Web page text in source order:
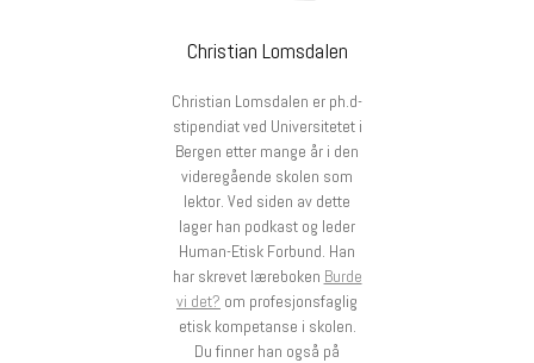
Christian Lomsdalen
Christian Lomsdalen er ph.d-
stipendiat ved Universitetet i
Bergen etter mange år i den
videregående skolen som
lektor. Ved siden av dette
lager han podkast og leder
Human-Etisk Forbund. Han
har skrevet læreboken Burde
vi det? om profesjonsfaglig
etisk kompetanse i skolen.
Du finner han også på